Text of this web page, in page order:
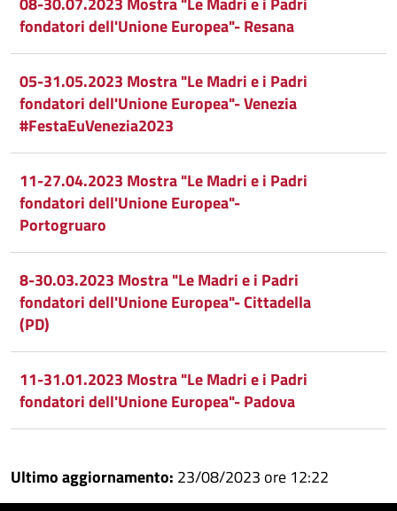
Facebook
su
Twitter
Condividi
su
Google
Plus
Condividi
Whatsapp
fondatori dell'Unione Europea"- Resana
05-31.05.2023 Mostra "Le Madri e i Padri
fondatori dell'Unione Europea"- Venezia
#FestaEuVenezia2023
11-27.04.2023 Mostra "Le Madri e i Padri
fondatori dell'Unione Europea"-
Portogruaro
8-30.03.2023 Mostra "Le Madri e i Padri
fondatori dell'Unione Europea"- Cittadella
(PD)
11-31.01.2023 Mostra "Le Madri e i Padri
fondatori dell'Unione Europea"- Padova
Ultimo aggiornamento: 23/08/2023 ore 12:22